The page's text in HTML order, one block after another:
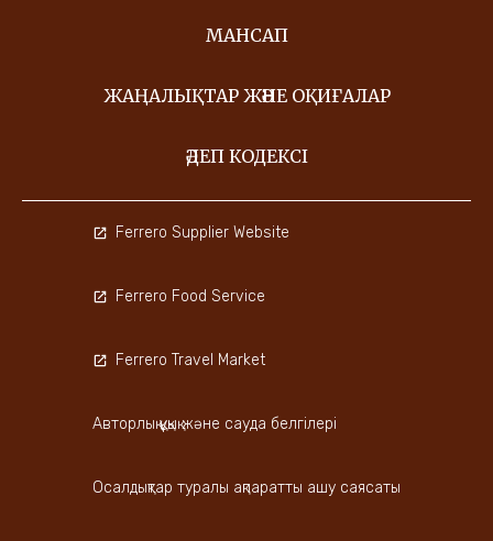
МАНСАП
ЖАҢАЛЫҚТАР ЖӘНЕ ОҚИҒАЛАР
ӘДЕП КОДЕКСІ
Ferrero Supplier Website
Ferrero Food Service
Ferrero Travel Market
Авторлық құқық және сауда белгілері
Осалдықтар туралы ақпаратты ашу саясаты